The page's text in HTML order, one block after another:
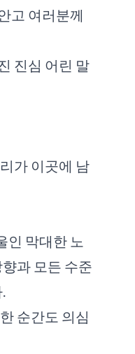
고 여러분께
진심 어린 말
가 이곳에 남
인 막대한 노
과 모든 수준
순간도 의심